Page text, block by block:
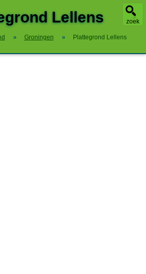
zoek
Lellens
» Groningen » Plattegrond Lellens